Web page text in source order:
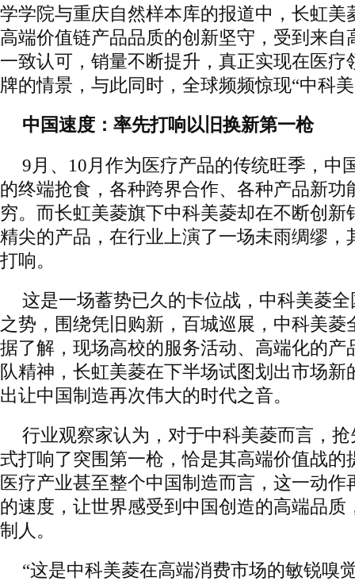
学学院与重庆自然样本库的报道中，长虹美
高端价值链产品品质的创新坚守，受到来自
一致认可，销量不断提升，真正实现在医疗
牌的情景，与此同时，全球频频惊现“中科
中国速度：率先打响以旧换新第一枪
9月、10月作为医疗产品的传统旺季，中
的终端抢食，各种跨界合作、各种产品新功
穷。而长虹美菱旗下中科美菱却在不断创新
精尖的产品，在行业上演了一场未雨绸缪，
打响。
这是一场蓄势已久的卡位战，中科美菱
之势，围绕凭旧购新，百城巡展，中科美菱
据了解，现场高校的服务活动、高端化的产
队精神，长虹美菱在下半场试图划出市场新
出让中国制造再次伟大的时代之音。
行业观察家认为，对于中科美菱而言，
式打响了突围第一枪，恰是其高端价值战的
医疗产业甚至整个中国制造而言，这一动作
的速度，让世界感受到中国创造的高端品质
制人。
“这是中科美菱在高端消费市场的敏锐嗅